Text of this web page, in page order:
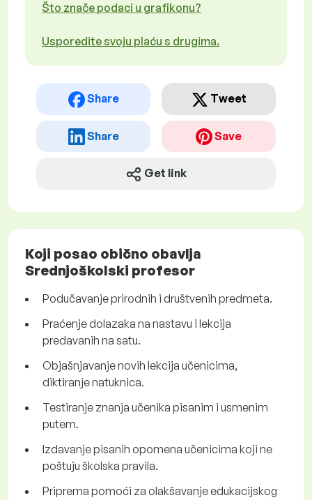
Što znače podaci u grafikonu?
Usporedite svoju plaću s drugima.
Share Tweet
Share Save
Get link
Koji posao obično obavlja
Srednjoškolski profesor
Podučavanje prirodnih i društvenih predmeta.
Praćenje dolazaka na nastavu i lekcija
predavanih na satu.
Objašnjavanje novih lekcija učenicima,
diktiranje natuknica.
Testiranje znanja učenika pisanim i usmenim
putem.
Izdavanje pisanih opomena učenicima koji ne
poštuju školska pravila.
Priprema pomoći za olakšavanje edukacijskog